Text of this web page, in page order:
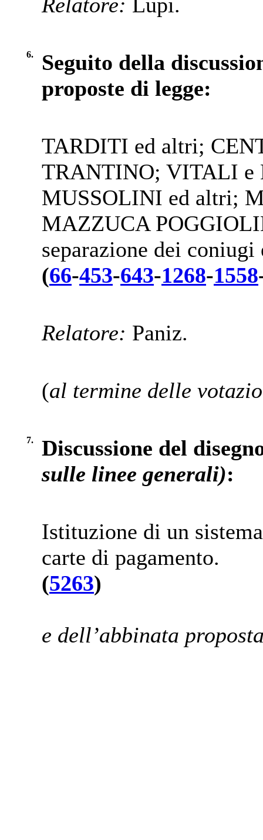
6.
Seguito della
proposte di legge:
TARDITI ed altri;
TRANTINO; VITALI e
MUSSOLINI ed altri;
MAZZUCA
separazione dei
(66-453-643-1268-1558
Relatore: Paniz.
(al termine delle
7.
Discussione del
sulle linee generali):
Istituzione di un
carte di pagamento.
(5263)
e dell’abbinata